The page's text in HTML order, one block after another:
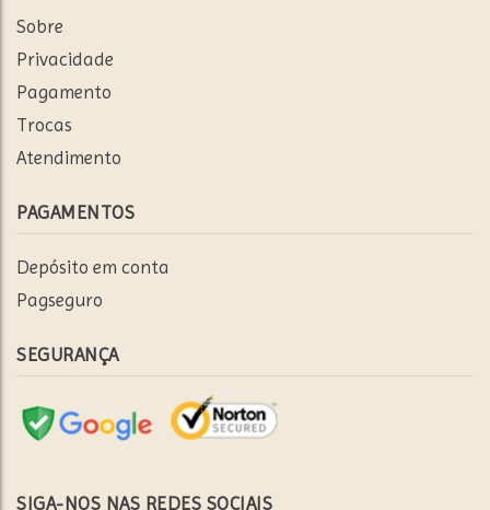
Sobre
Privacidade
Pagamento
Trocas
Atendimento
PAGAMENTOS
Depósito em conta
Pagseguro
SEGURANÇA
SIGA-NOS NAS REDES SOCIAIS